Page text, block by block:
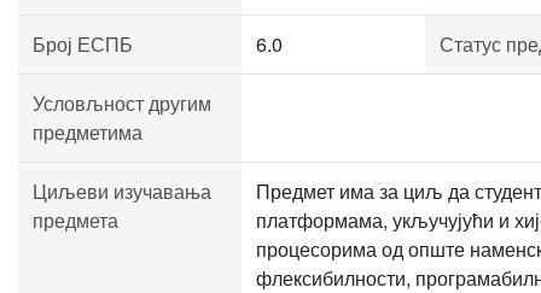
Број ЕСПБ 6.0 Статус
Условљност другим
предметима
Циљеви изучавања
предмета
Предмет има за циљ да
платформама, укључујући и
процесорима од опште
флексибилности,